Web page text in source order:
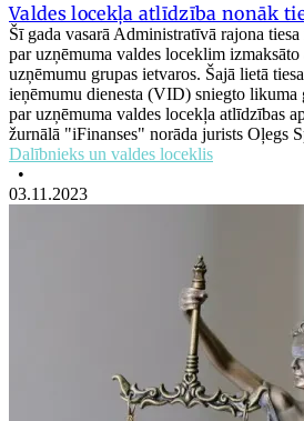
Valdes locekļa atlīdzība nonāk
Šī gada vasarā Administratīvā rajona
par uzņēmuma valdes loceklim
uzņēmumu grupas ietvaros. Šajā lietā
ieņēmumu dienesta (VID) sniegto likuma
par uzņēmuma valdes locekļa atlīdzības
žurnālā "iFinanses" norāda jurists Oļegs
Dalībnieks un valdes loceklis
•
03.11.2023